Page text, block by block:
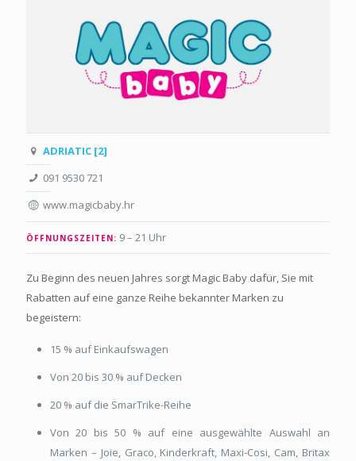
ADRIATIC [2]
091 9530 721
www.magicbaby.hr
ÖFFNUNGSZEITEN: 9 – 21 Uhr
Zu Beginn des neuen Jahres sorgt Magic Baby dafür, Sie mit
Rabatten auf eine ganze Reihe bekannter Marken zu
begeistern:
15 % auf Einkaufswagen
Von 20 bis 30 % auf Decken
20 % auf die SmarTrike-Reihe
Von 20 bis 50 % auf eine ausgewählte Auswahl an
Marken – Joie, Graco, Kinderkraft, Maxi-Cosi, Cam, Britax